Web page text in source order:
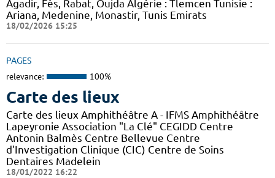
Agadir, Fès, Rabat, Oujda Algérie : Tlemcen Tunisie :
Ariana, Medenine, Monastir, Tunis Emirats
18/02/2026 15:25
PAGES
relevance: 100%
Carte des lieux
Carte des lieux Amphithéâtre A - IFMS Amphithéâtre
Lapeyronie Association "La Clé" CEGIDD Centre
Antonin Balmès Centre Bellevue Centre
d'Investigation Clinique (CIC) Centre de Soins
Dentaires Madelein
18/01/2022 16:22